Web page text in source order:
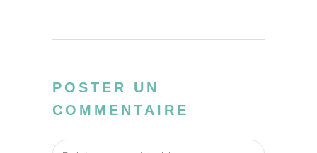
POSTER UN
COMMENTAIRE